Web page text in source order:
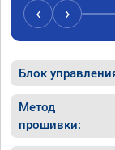
случае
рекомендую
специалиста!
‹ ›
Блок
Метод
прошивки: